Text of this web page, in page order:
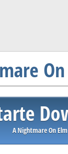
A Nightmare On